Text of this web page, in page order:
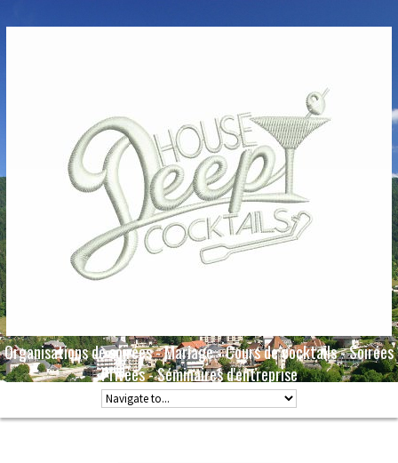
Organisations de soirées - Mariage - Cours de cocktails - Soirées
Privées - Séminaires d'entreprise